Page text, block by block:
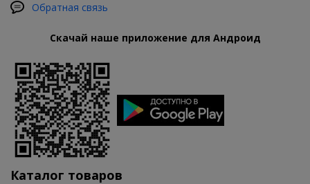
Обратная связь
Скачай наше приложение для Андроид
Каталог товаров